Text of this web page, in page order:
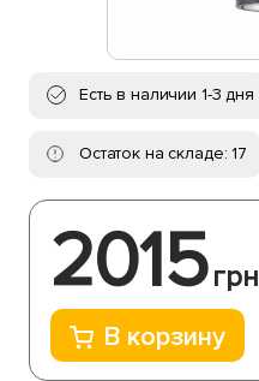
Есть в наличии 1-3 дня
Остаток на складе: 17
2015грн
В корзину